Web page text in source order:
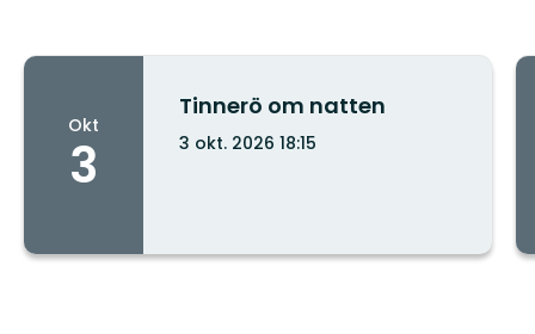
Okt
3
Tinnerö om natten
3 okt. 2026 18:15